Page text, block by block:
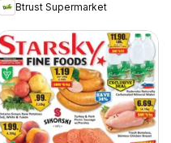
Btrust Supermarket